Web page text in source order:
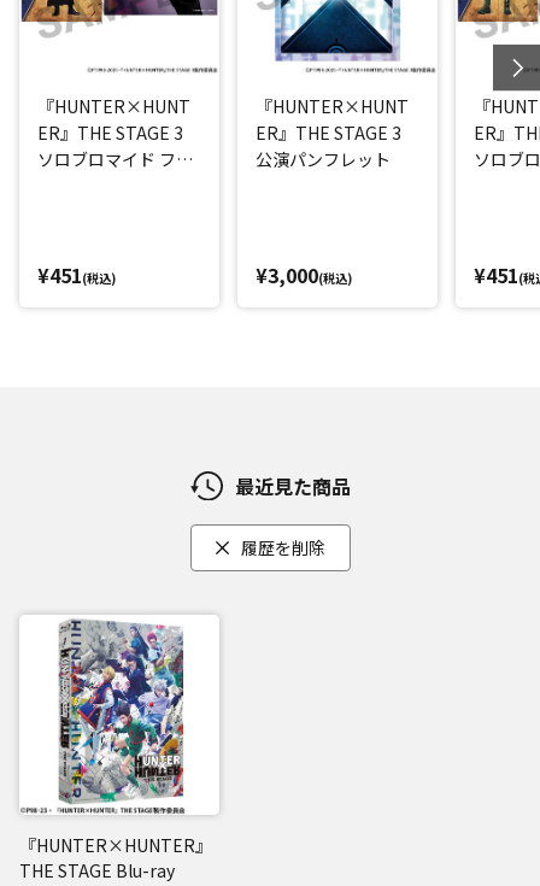
『HUNTER×HUNT
ER』THE STAGE 3
ソロブロマイド フェ
¥451(税込)
『HUNTER×HUNT
ER』THE STAGE 3
公演パンフレット
¥3,000(税込)
『
ER』
ソロブ
¥451(税
最近見た商品
履歴を削除
『HUNTER×HUNTER』
THE STAGE Blu-ray